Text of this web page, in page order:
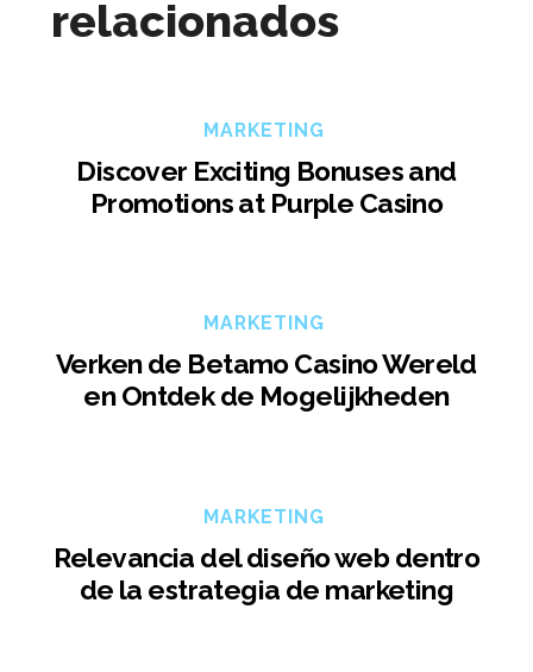
relacionados
MARKETING
Discover Exciting Bonuses and
Promotions at Purple Casino
MARKETING
Verken de Betamo Casino Wereld
en Ontdek de Mogelijkheden
MARKETING
Relevancia del diseño web dentro
de la estrategia de marketing